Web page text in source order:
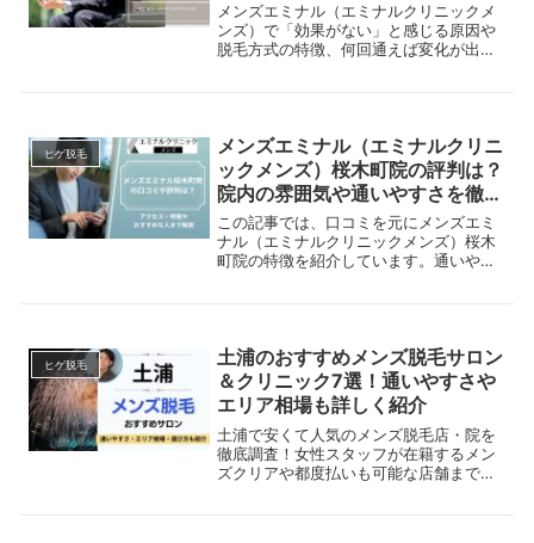
メンズエミナル（エミナルクリニックメ
ンズ）で「効果がない」と感じる原因や
脱毛方式の特徴、何回通えば変化が出る
ヒゲ脱毛
メンズエミナル（エミナルクリニ
ックメンズ）桜木町院の評判は？
院内の雰囲気や通いやすさを徹底
解説
この記事では、口コミを元にメンズエミ
ナル（エミナルクリニックメンズ）桜木
町院の特徴を紹介しています。通いやす
ので、ぜひ参考にしてみてください。
ヒゲ脱毛
土浦のおすすめメンズ脱毛サロン
＆クリニック7選！通いやすさや
エリア相場も詳しく紹介
土浦で安くて人気のメンズ脱毛店・院を
徹底調査！女性スタッフが在籍するメン
ズクリアや都度払いも可能な店舗まで比
などの部位別脱毛も解説。